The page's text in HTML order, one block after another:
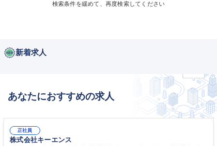
検索条件を緩めて、再度検索してください
新着求人
あなたにおすすめの求人
正社員
株式会社キーエンス